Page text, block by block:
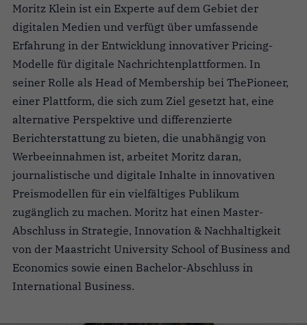
Moritz Klein ist ein Experte auf dem Gebiet der
digitalen Medien und verfügt über umfassende
Erfahrung in der Entwicklung innovativer Pricing-
Modelle für digitale Nachrichtenplattformen. In
seiner Rolle als Head of Membership bei ThePioneer,
einer Plattform, die sich zum Ziel gesetzt hat, eine
alternative Perspektive und differenzierte
Berichterstattung zu bieten, die unabhängig von
Werbeeinnahmen ist, arbeitet Moritz daran,
journalistische und digitale Inhalte in innovativen
Preismodellen für ein vielfältiges Publikum
zugänglich zu machen. Moritz hat einen Master-
Abschluss in Strategie, Innovation & Nachhaltigkeit
von der Maastricht University School of Business and
Economics sowie einen Bachelor-Abschluss in
International Business.